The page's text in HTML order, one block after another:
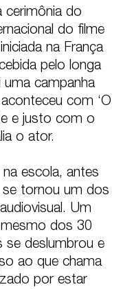
cerimônia do
do filme
na França
pelo longa
uma campanha
com ‘O
e justo com o
o ator.
na escola, antes
tornou um dos
Um
dos 30
se deslumbrou e
ao que chama
por estar